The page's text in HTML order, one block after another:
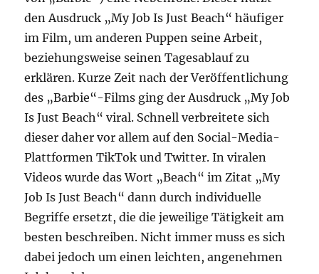
den Ausdruck „My Job Is Just Beach“ häufiger
im Film, um anderen Puppen seine Arbeit,
beziehungsweise seinen Tagesablauf zu
erklären. Kurze Zeit nach der Veröffentlichung
des „Barbie“-Films ging der Ausdruck „My Job
Is Just Beach“ viral. Schnell verbreitete sich
dieser daher vor allem auf den Social-Media-
Plattformen TikTok und Twitter. In viralen
Videos wurde das Wort „Beach“ im Zitat „My
Job Is Just Beach“ dann durch individuelle
Begriffe ersetzt, die die jeweilige Tätigkeit am
besten beschreiben. Nicht immer muss es sich
dabei jedoch um einen leichten, angenehmen